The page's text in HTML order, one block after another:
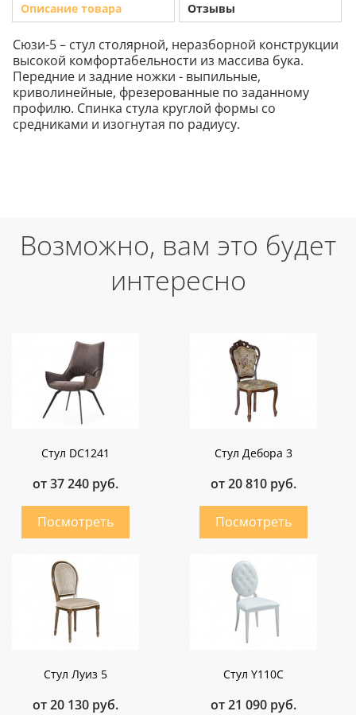
Описание товара Отзывы
Сюзи-5 – стул столярной, неразборной конструкции
высокой комфортабельности из массива бука.
Передние и задние ножки - выпильные,
криволинейные, фрезерованные по заданному
профилю. Спинка стула круглой формы со
средниками и изогнутая по радиусу.
Возможно, вам это будет
интересно
Стул DC1241
от 37 240 руб.
Стул Дебора 3
от 20 810 руб.
Стул Луиз 5
от 20 130 руб.
Стул Y110C
от 21 090 руб.